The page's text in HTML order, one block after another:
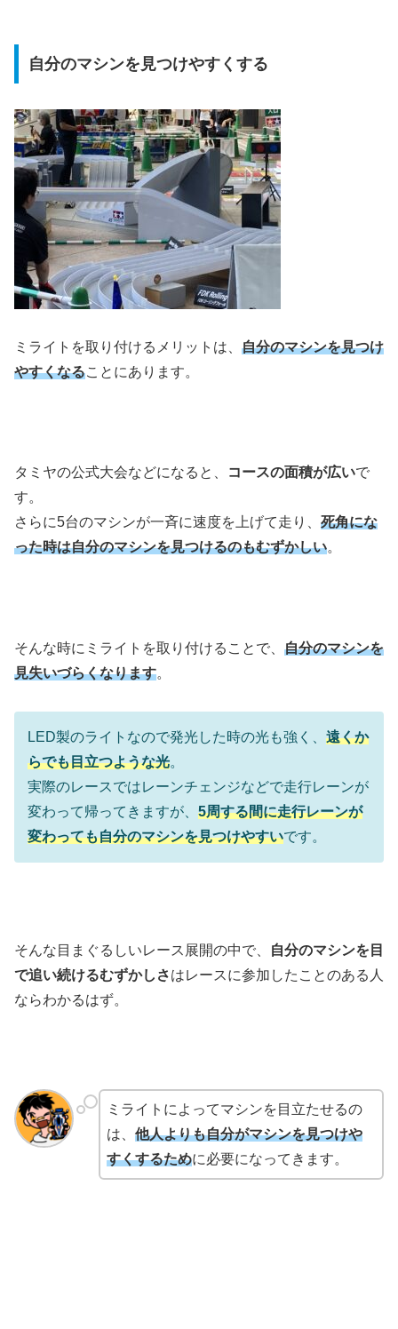
自分のマシンを見つけやすくする
ミライトを取り付けるメリットは、 自分のマシンを見つけ
やすくなることにあります。
タミヤの公式大会などになると、 コースの面積が広いで
す。
さらに5台のマシンが一斉に速度を上げて走り、 死角にな
った時は自分のマシンを見つけるのもむずかしい。
そんな時にミライトを取り付けることで、 自分のマシンを
見失いづらくなります。
LED製のライトなので発光した時の光も強く、 遠くか
らでも目立つような光。
実際のレースではレーンチェンジなどで走行レーンが
変わって帰ってきますが、 5周する間に走行レーンが
変わっても自分のマシンを見つけやすいです。
そんな目まぐるしいレース展開の中で、
自分のマシンを目
で追い続けるむずかしさはレースに参加したことのある人
ならわかるはず。
ミライトによってマシンを目立たせるの
は、 他人よりも自分がマシンを見つけや
すくするために必要になってきます。